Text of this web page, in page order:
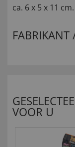
ca. 6 x 5 x 11 cm.
FABRIKANT
VOOR U